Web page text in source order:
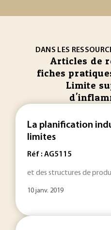
DANS LES
Articles de
fiches
Limite
La planification
limites
Réf : AG5115
et des structures de
10 janv. 2019